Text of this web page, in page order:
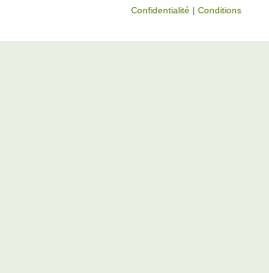
Confidentialité | Conditions